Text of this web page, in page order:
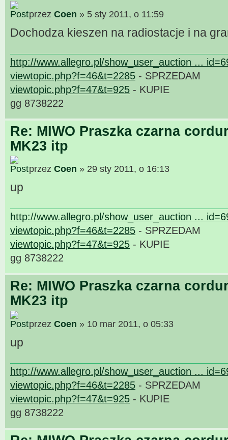
przez Coen » 5 sty 2011, o 11:59
Dochodza kieszen na radiostacje i na
http://www.allegro.pl/show_user_auction ...
viewtopic.php?f=46&t=2285 - SPRZEDAM
viewtopic.php?f=47&t=925 - KUPIE
gg 8738222
Re: MIWO Praszka czarna
MK23 itp
przez Coen » 29 sty 2011, o 16:13
up
http://www.allegro.pl/show_user_auction ...
viewtopic.php?f=46&t=2285 - SPRZEDAM
viewtopic.php?f=47&t=925 - KUPIE
gg 8738222
Re: MIWO Praszka czarna
MK23 itp
przez Coen » 10 mar 2011, o 05:33
up
http://www.allegro.pl/show_user_auction ...
viewtopic.php?f=46&t=2285 - SPRZEDAM
viewtopic.php?f=47&t=925 - KUPIE
gg 8738222